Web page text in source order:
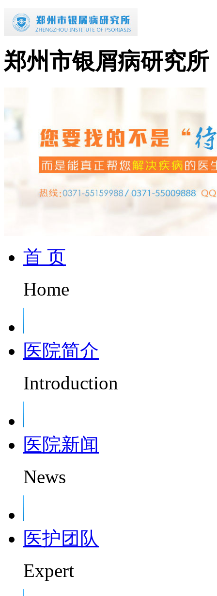
郑州市银屑病研究所
首 页
Home
医院简介
Introduction
医院新闻
News
医护团队
Expert